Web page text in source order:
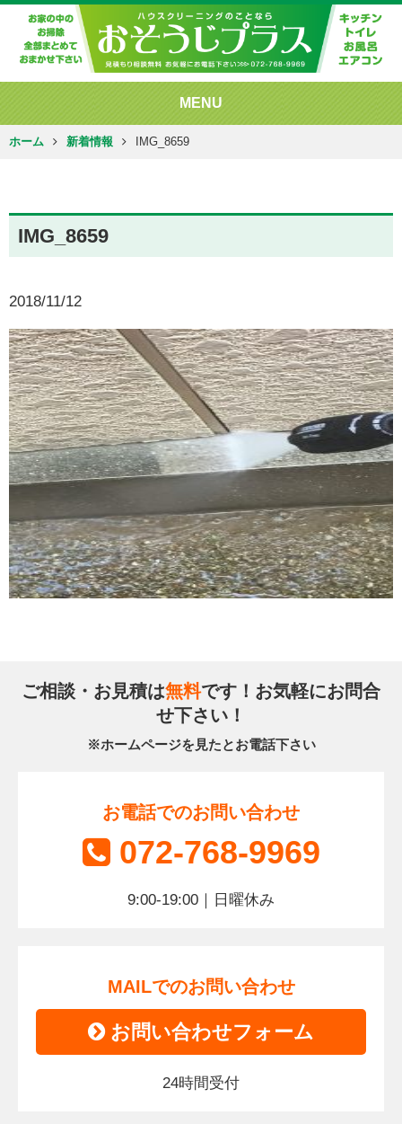
MENU
ホーム 新着情報 IMG_8659
IMG_8659
2018/11/12
ご相談・お見積は無料です！お気軽にお問合
せ下さい！
※ホームページを見たとお電話下さい
お電話でのお問い合わせ
072-768-9969
9:00-19:00｜日曜休み
MAILでのお問い合わせ
お問い合わせフォーム
24時間受付